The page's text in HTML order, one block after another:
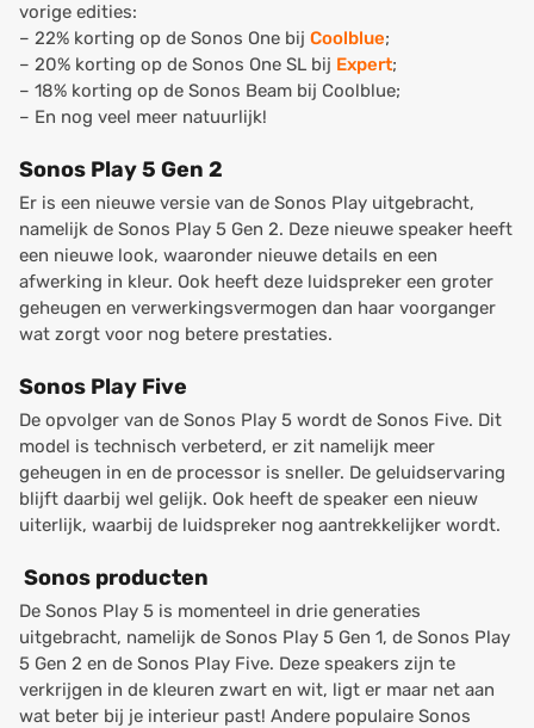
vorige edities:
– 22% korting op de Sonos One bij Coolblue;
– 20% korting op de Sonos One SL bij Expert;
– 18% korting op de Sonos Beam bij Coolblue;
– En nog veel meer natuurlijk!
Sonos Play 5 Gen 2
Er is een nieuwe versie van de Sonos Play uitgebracht,
namelijk de Sonos Play 5 Gen 2. Deze nieuwe speaker heeft
een nieuwe look, waaronder nieuwe details en een
afwerking in kleur. Ook heeft deze luidspreker een groter
geheugen en verwerkingsvermogen dan haar voorganger
wat zorgt voor nog betere prestaties.
Sonos Play Five
De opvolger van de Sonos Play 5 wordt de Sonos Five. Dit
model is technisch verbeterd, er zit namelijk meer
geheugen in en de processor is sneller. De geluidservaring
blijft daarbij wel gelijk. Ook heeft de speaker een nieuw
uiterlijk, waarbij de luidspreker nog aantrekkelijker wordt.
Sonos producten
De Sonos Play 5 is momenteel in drie generaties
uitgebracht, namelijk de Sonos Play 5 Gen 1, de Sonos Play
5 Gen 2 en de Sonos Play Five. Deze speakers zijn te
verkrijgen in de kleuren zwart en wit, ligt er maar net aan
wat beter bij je interieur past! Andere populaire Sonos